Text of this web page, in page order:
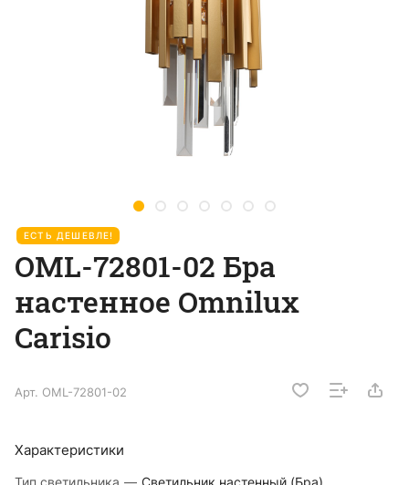
ЕСТЬ ДЕШЕВЛЕ!
OML-72801-02 Бра
настенное Omnilux
Carisio
Арт. OML-72801-02
Характеристики